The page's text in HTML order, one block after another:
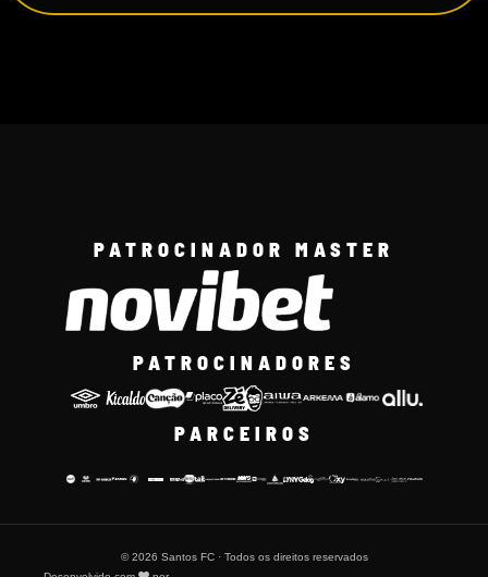
PATROCINADOR MASTER
PATROCINADORES
PARCEIROS
© 2026 Santos FC · Todos os direitos reservados